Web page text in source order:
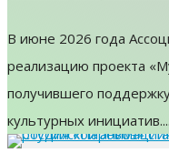
В и­юне 2026 го­да
ре­али­зацию про­ек­та
по­лучив­ше­го
куль­тур­ных ини­ци­атив....